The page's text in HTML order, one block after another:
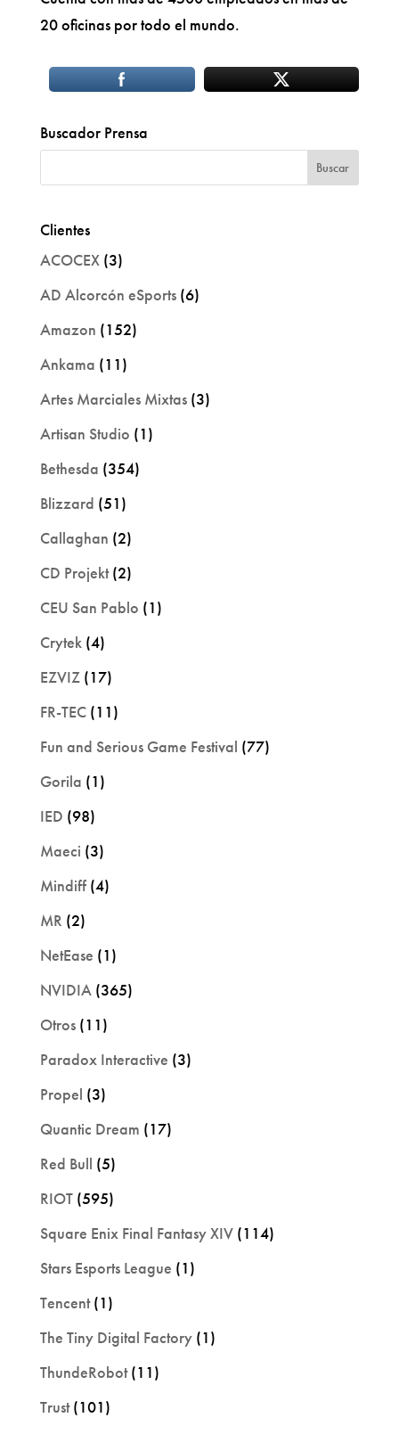
20 oficinas por todo el mundo.
Buscador Prensa
Clientes
ACOCEX(3)
AD Alcorcón eSports(6)
Amazon (152)
Ankama (11)
Artes Marciales Mixtas(3)
Artisan Studio (1)
Bethesda (354)
Blizzard (51)
Callaghan (2)
CD Projekt(2)
CEU San Pablo (1)
Crytek(4)
EZVIZ(17)
FR-TEC(11)
Fun and Serious Game Festival (77)
Gorila (1)
IED (98)
Maeci (3)
Mindiff(4)
MR (2)
NetEase (1)
NVIDIA(365)
Otros(11)
Paradox Interactive (3)
Propel (3)
Quantic Dream (17)
Red Bull (5)
RIOT(595)
Square Enix Final Fantasy XIV(114)
Stars Esports League (1)
Tencent(1)
The Tiny Digital Factory(1)
ThundeRobot(11)
Trust(101)